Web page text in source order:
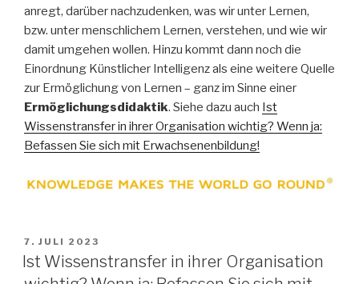
anregt, darüber nachzudenken, was wir unter Lernen,
bzw. unter menschlichem Lernen, verstehen, und wie wir
damit umgehen wollen. Hinzu kommt dann noch die
Einordnung Künstlicher Intelligenz als eine weitere Quelle
zur Ermöglichung von Lernen – ganz im Sinne einer
Ermöglichungsdidaktik. Siehe dazu auch Ist
Wissenstransfer in ihrer Organisation wichtig? Wenn ja:
Befassen Sie sich mit Erwachsenenbildung!
VERÖFFENTLICHT
AM
7. JULI 2023
Ist Wissenstransfer in ihrer Organisation